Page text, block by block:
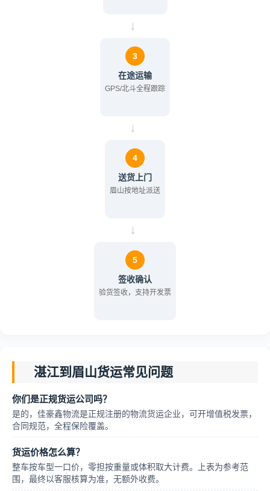
→
3
在途运输
GPS/北斗全程跟踪
→
4
送货上门
眉山按地址派送
→
5
签收确认
验货签收，支持开发票
湛江到眉山货运常见问题
你们是正规货运公司吗？
是的，佳豪鑫物流是正规注册的物流货运企业，可开增值税发票，
合同规范，全程保险覆盖。
货运价格怎么算？
整车按车型一口价，零担按重量或体积取大计费。上表为参考范
围，最终以客服核算为准，无额外收费。